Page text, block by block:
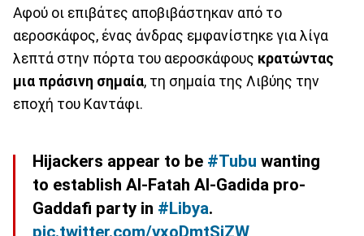
Αφού οι επιβάτες αποβιβάστηκαν από το
αεροσκάφος, ένας άνδρας εμφανίστηκε για λίγα
λεπτά στην πόρτα του αεροσκάφους κρατώντας
μια πράσινη σημαία, τη σημαία της Λιβύης την
εποχή του Καντάφι.
Hijackers appear to be #Tubu wanting
to establish Al-Fatah Al-Gadida pro-
Gaddafi party in #Libya.
pic.twitter.com/vxoDmtSiZW